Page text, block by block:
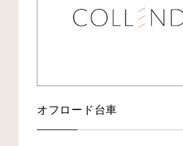
オフロード台車